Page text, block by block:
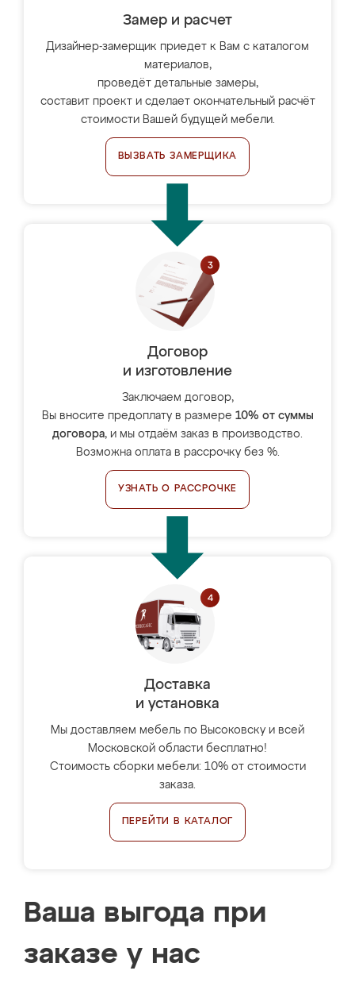
Замер и расчет
Дизайнер-замерщик приедет к Вам с каталогом
материалов,
проведёт детальные замеры,
составит проект и сделает окончательный расчёт
стоимости Вашей будущей мебели.
ВЫЗВАТЬ ЗАМЕРЩИКА
Договор
и изготовление
Заключаем договор,
Вы вносите предоплату в размере 10% от суммы
договора, и мы отдаём заказ в производство.
Возможна оплата в рассрочку без %.
УЗНАТЬ О РАССРОЧКЕ
Доставка
и установка
Мы доставляем мебель по Высоковску и всей
Московской области бесплатно!
Стоимость сборки мебели: 10% от стоимости
заказа.
ПЕРЕЙТИ В КАТАЛОГ
Ваша выгода при
заказе у нас